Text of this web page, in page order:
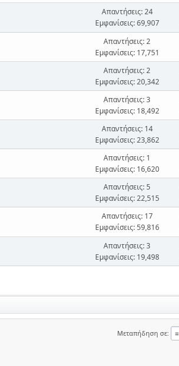
Απαντήσεις: 24
Εμφανίσεις: 69,907
Απαντήσεις: 2
Εμφανίσεις: 17,751
Απαντήσεις: 2
Εμφανίσεις: 20,342
Απαντήσεις: 3
Εμφανίσεις: 18,492
Απαντήσεις: 14
Εμφανίσεις: 23,862
Απαντήσεις: 1
Εμφανίσεις: 16,620
Απαντήσεις: 5
Εμφανίσεις: 22,515
Απαντήσεις: 17
Εμφανίσεις: 59,816
Απαντήσεις: 3
Εμφανίσεις: 19,498
Μεταπήδηση σε